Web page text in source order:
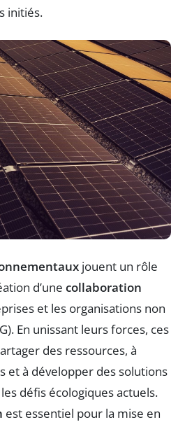
initiés.
jouent un rôle
d’une collaboration
et les organisations non
En unissant leurs forces, ces
des ressources, à
et à développer des solutions
défis écologiques actuels.
est essentiel pour la mise en